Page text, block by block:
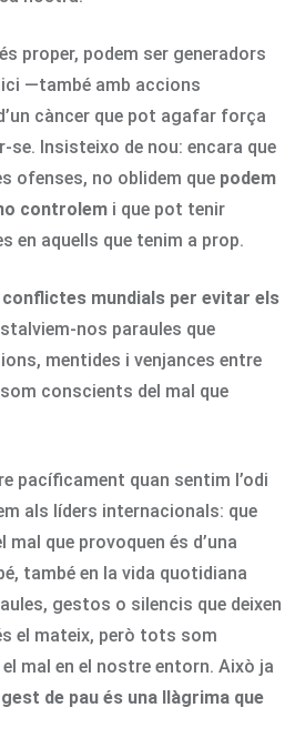
proper, podem ser generadors
—també amb accions
càncer que pot agafar força
Insisteixo de nou: encara que
ofenses, no oblidem que podem
controlem i que pot tenir
en aquells que tenim a prop.
conflictes mundials per evitar els
nos paraules que
mentides i venjances entre
conscients del mal que
pacíficament quan sentim l’odi
als líders internacionals: que
que provoquen és d’una
també en la vida quotidiana
gestos o silencis que deixen
el mateix, però tots som
mal en el nostre entorn. Això ja
de pau és una llàgrima que